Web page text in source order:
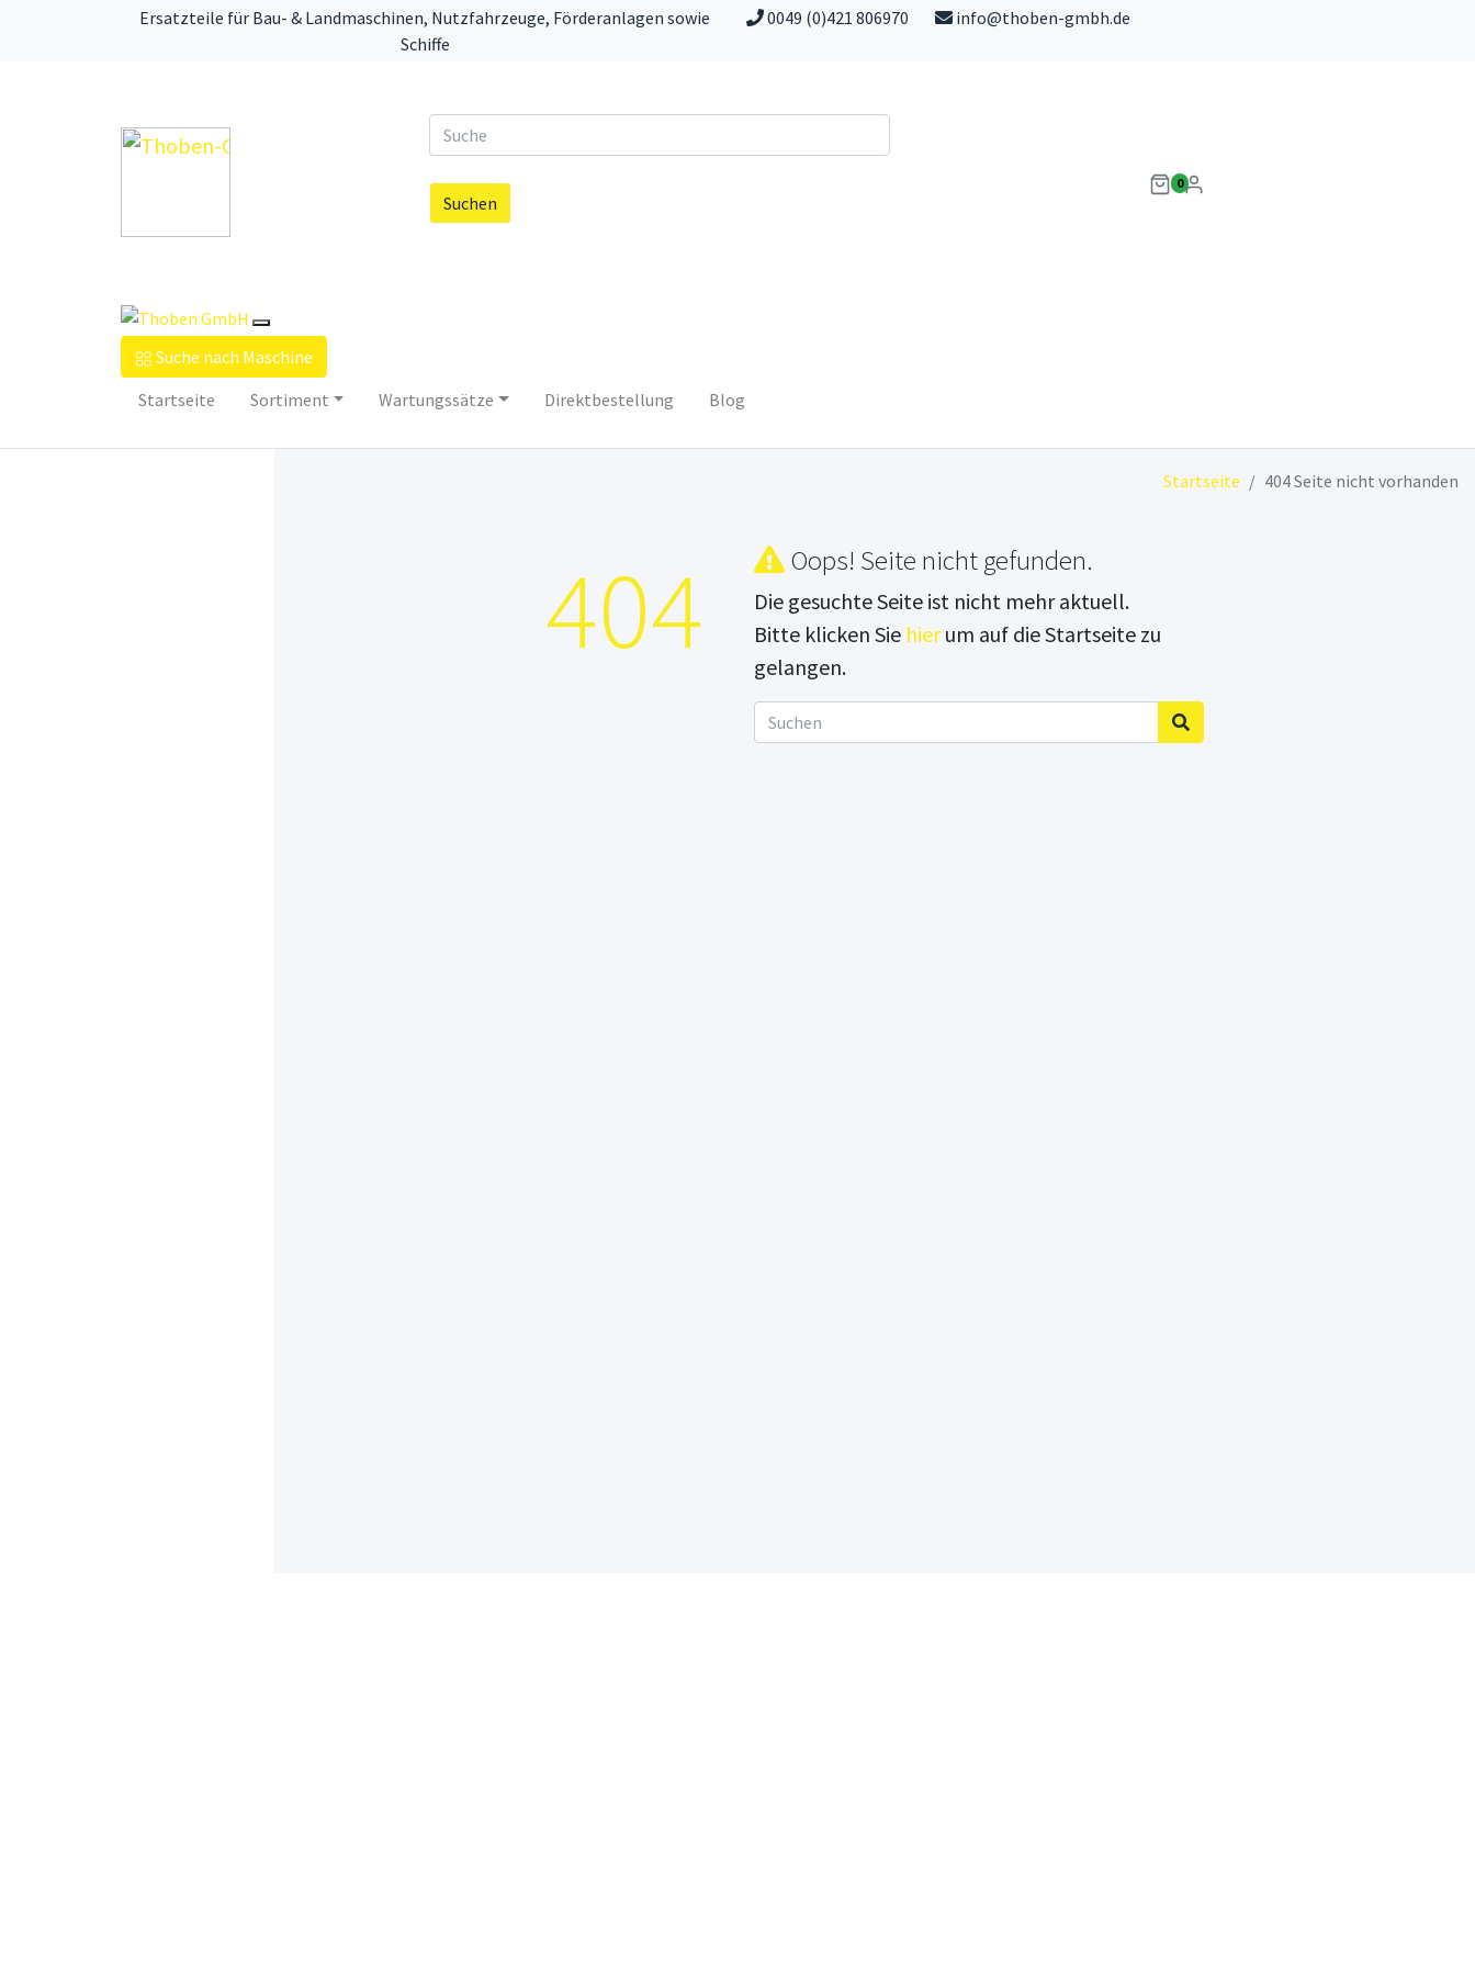
Ersatzteile für Bau- & Landmaschinen, Nutzfahrzeuge, Förderanlagen sowie
Schiffe
0049 (0)421 806970 info@thoben-gmbh.de
Suchen
0
Suche nach Maschine
Startseite
Sortiment Wartungssätze Direktbestellung Blog
Startseite 404 Seite nicht vorhanden
404 Oops! Seite nicht gefunden.
Die gesuchte Seite ist nicht mehr aktuell.
Bitte klicken Sie hierum auf die Startseite zu
gelangen.